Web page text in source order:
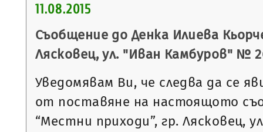
11.08.2015
Съобщение до Денка Илиева
Лясковец, ул. "Иван Камбуров" №
Уведомявам Ви, че следва да се
от поставяне на настоящото
“Местни приходи”, гр. Лясковец,